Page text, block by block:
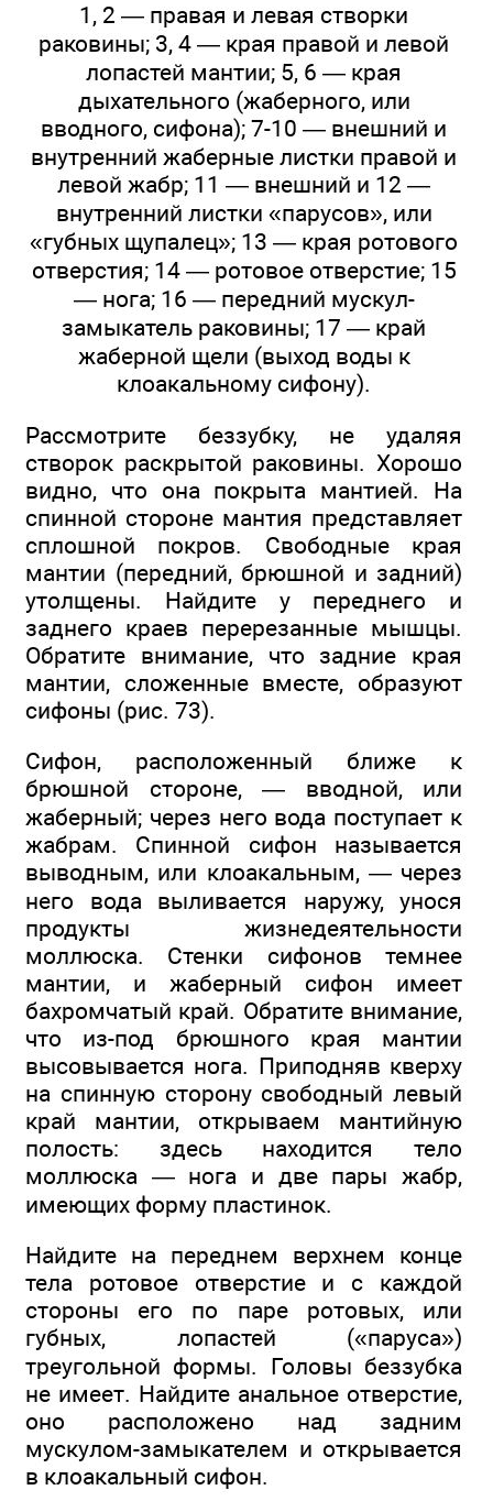
1, 2 — правая и левая створки
раковины; 3, 4 — края правой и левой
лопастей мантии; 5, 6 — края
дыхательного (жаберного, или
вводного, сифона); 7-10 — внешний и
внутренний жаберные листки правой и
левой жабр; 11 — внешний и 12 —
внутренний листки «парусов», или
«губных щупалец»; 13 — края ротового
отверстия; 14 — ротовое отверстие; 15
— нога; 16 — передний мускул-
замыкатель раковины; 17 — край
жаберной щели (выход воды к
клоакальному сифону).
Рассмотрите беззубку, не удаляя
створок раскрытой раковины. Хорошо
видно, что она покрыта мантией. На
спинной стороне мантия представляет
сплошной покров. Свободные края
мантии (передний, брюшной и задний)
утолщены. Найдите у переднего и
заднего краев перерезанные мышцы.
Обратите внимание, что задние края
мантии, сложенные вместе, образуют
сифоны (рис. 73).
Сифон, расположенный ближе к
брюшной стороне, — вводной, или
жаберный; через него вода поступает к
жабрам. Спинной сифон называется
выводным, или клоакальным, — через
него вода выливается наружу, унося
продукты жизнедеятельности
моллюска. Стенки сифонов темнее
мантии, и жаберный сифон имеет
бахромчатый край. Обратите внимание,
что из-под брюшного края мантии
высовывается нога. Приподняв кверху
на спинную сторону свободный левый
край мантии, открываем мантийную
полость: здесь находится тело
моллюска — нога и две пары жабр,
имеющих форму пластинок.
Найдите на переднем верхнем конце
тела ротовое отверстие и с каждой
стороны его по паре ротовых, или
губных, лопастей («паруса»)
треугольной формы. Головы беззубка
не имеет. Найдите анальное отверстие,
оно расположено над задним
мускулом-замыкателем и открывается
в клоакальный сифон.